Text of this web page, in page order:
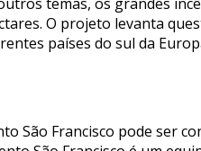
O projeto levanta
países do sul da
São Francisco pode ser